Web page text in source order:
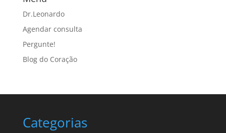
Dr.Leonardo
Agendar consulta
Pergunte!
Blog do Coração
Categorias